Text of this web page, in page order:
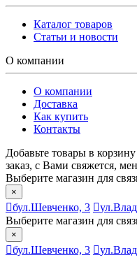
Каталог товаров
Статьи и новости
О компании
О компании
Доставка
Как купить
Контакты
Добавьте товары в
заказ, с Вами свяжется,
Выберите магазин для
×
бул.Шевченко, 3
Выберите магазин для
×
бул.Шевченко, 3